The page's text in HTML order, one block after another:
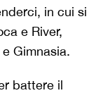
in cui si
e River,
Gimnasia.
battere il